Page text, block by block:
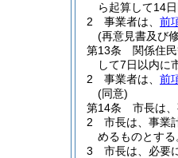
ら起算して14
2
事業者は、 前
(再意見書及び
第13条
関係住
して7日以内に
2
事業者は、 前
(同意)
第14条
市長は
2
市長は、事業
めるものとする
3
市長は、必要